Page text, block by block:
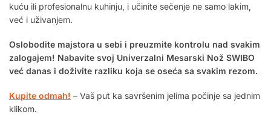
kuću ili profesionalnu kuhinju, i učinite sečenje ne samo lakim,
već i uživanjem.
Oslobodite majstora u sebi i preuzmite kontrolu nad svakim
zalogajem! Nabavite svoj Univerzalni Mesarski Nož SWIBO
već danas i doživite razliku koja se oseća sa svakim rezom.
Kupite odmah! – Vaš put ka savršenim jelima počinje sa jednim
klikom.